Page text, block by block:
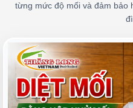
từng mức độ mối và đảm bảo